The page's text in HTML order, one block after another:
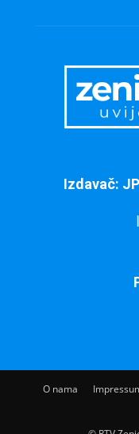
Izdavač:
O nama